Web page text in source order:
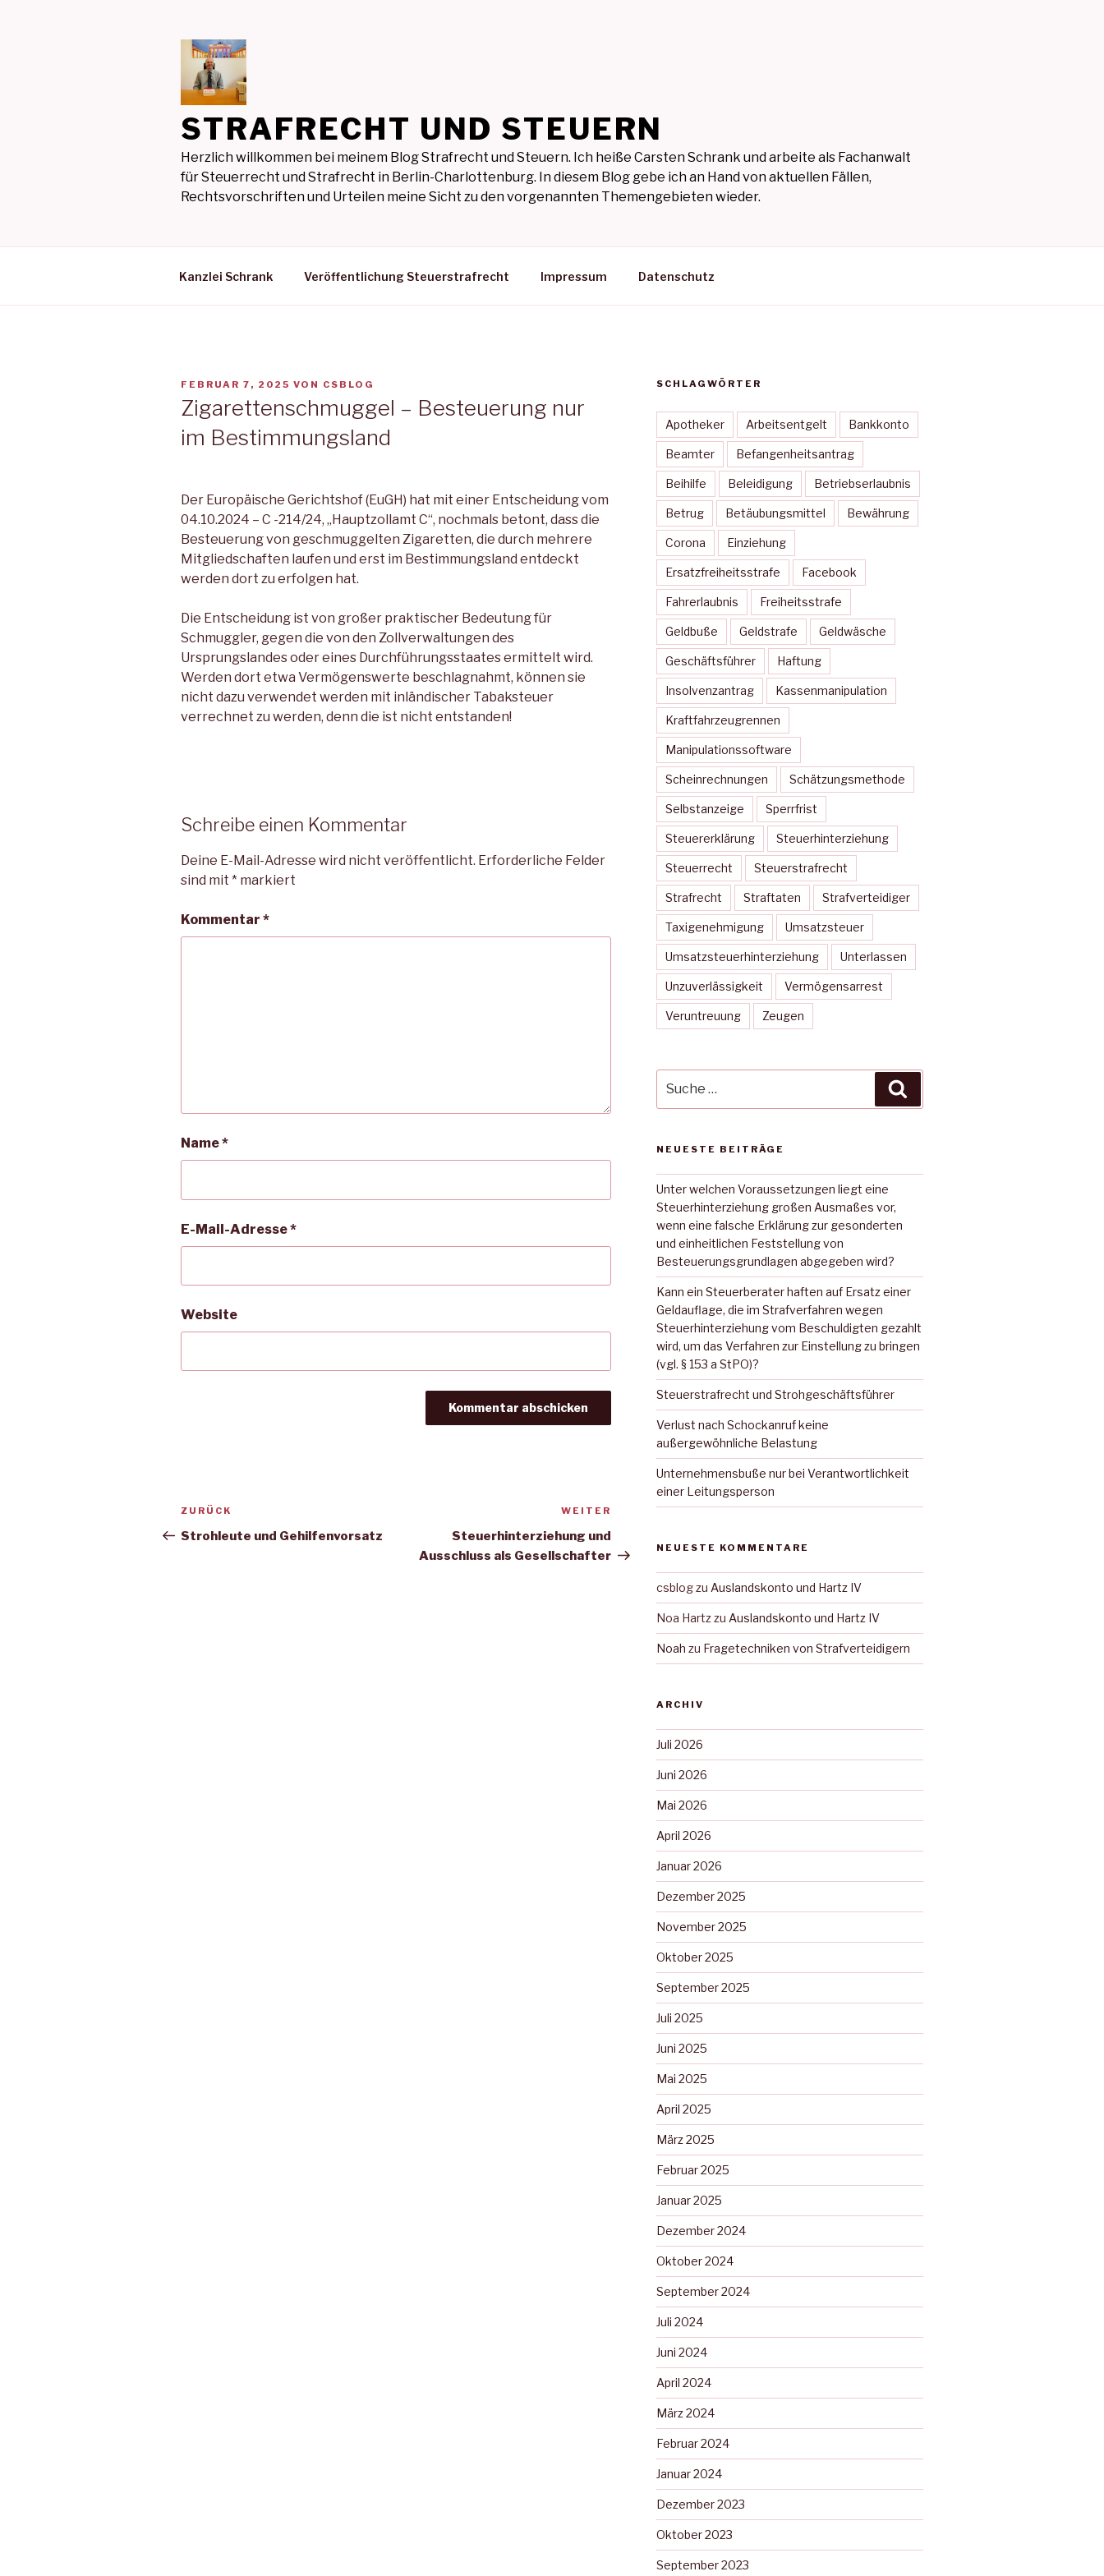
STRAFRECHT UND STEUERN
Herzlich willkommen bei meinem Blog Strafrecht und Steuern. Ich heiße Carsten Schrank und arbeite als Fachanwalt
für Steuerrecht und Strafrecht in Berlin-Charlottenburg. In diesem Blog gebe ich an Hand von aktuellen Fällen,
Rechtsvorschriften und Urteilen meine Sicht zu den vorgenannten Themengebieten wieder.
Kanzlei Schrank Veröffentlichung Steuerstrafrecht Impressum Datenschutz
VERÖFFENTLICHT
FEBRUAR 7, 2025 VON CSBLOG
Zigarettenschmuggel – Besteuerung nur
im Bestimmungsland
Der Europäische Gerichtshof (EuGH) hat mit einer Entscheidung vom
04.10.2024 – C -214/24, „Hauptzollamt C“, nochmals betont, dass die
Besteuerung von geschmuggelten Zigaretten, die durch mehrere
Mitgliedschaften laufen und erst im Bestimmungsland entdeckt
werden dort zu erfolgen hat.
Die Entscheidung ist von großer praktischer Bedeutung für
Schmuggler, gegen die von den Zollverwaltungen des
Ursprungslandes oder eines Durchführungsstaates ermittelt wird.
Werden dort etwa Vermögenswerte beschlagnahmt, können sie
nicht dazu verwendet werden mit inländischer Tabaksteuer
verrechnet zu werden, denn die ist nicht entstanden!
Schreibe einen Kommentar
Deine E-Mail-Adresse wird nicht veröffentlicht. Erforderliche Felder
sind mit * markiert
Kommentar *
Name*
E-Mail-Adresse*
Website
Beitragsnavigation
Vorheriger
Beitrag
ZURÜCK
Strohleute und Gehilfenvorsatz
WEITER
Steuerhinterziehung und
Ausschluss als Gesellschafter
SCHLAGWÖRTER
Apotheker Arbeitsentgelt Bankkonto
Beamter Befangenheitsantrag
Beihilfe Beleidigung Betriebserlaubnis
Betrug Betäubungsmittel Bewährung
Corona Einziehung
Ersatzfreiheitsstrafe Facebook
Fahrerlaubnis Freiheitsstrafe
Geldbuße Geldstrafe Geldwäsche
Geschäftsführer Haftung
Insolvenzantrag Kassenmanipulation
Kraftfahrzeugrennen
Manipulationssoftware
Scheinrechnungen Schätzungsmethode
Selbstanzeige Sperrfrist
Steuererklärung Steuerhinterziehung
Steuerrecht Steuerstrafrecht
Strafrecht Straftaten Strafverteidiger
Taxigenehmigung Umsatzsteuer
Umsatzsteuerhinterziehung Unterlassen
Unzuverlässigkeit Vermögensarrest
Veruntreuung Zeugen
nach:
NEUESTE BEITRÄGE
Unter welchen Voraussetzungen liegt eine
Steuerhinterziehung großen Ausmaßes vor,
wenn eine falsche Erklärung zur gesonderten
und einheitlichen Feststellung von
Besteuerungsgrundlagen abgegeben wird?
Kann ein Steuerberater haften auf Ersatz einer
Geldauflage, die im Strafverfahren wegen
Steuerhinterziehung vom Beschuldigten gezahlt
wird, um das Verfahren zur Einstellung zu bringen
(vgl. § 153 a StPO)?
Steuerstrafrecht und Strohgeschäftsführer
Verlust nach Schockanruf keine
außergewöhnliche Belastung
Unternehmensbuße nur bei Verantwortlichkeit
einer Leitungsperson
NEUESTE KOMMENTARE
csblogzu Auslandskonto und Hartz IV
Noa Hartzzu Auslandskonto und Hartz IV
Noah zu Fragetechniken von Strafverteidigern
ARCHIV
Juli 2026
Juni 2026
Mai 2026
April 2026
Januar 2026
Dezember 2025
November 2025
Oktober 2025
September 2025
Juli 2025
Juni 2025
Mai 2025
April 2025
März 2025
Februar 2025
Januar 2025
Dezember 2024
Oktober 2024
September 2024
Juli 2024
Juni 2024
April 2024
März 2024
Februar 2024
Januar 2024
Dezember 2023
Oktober 2023
September 2023